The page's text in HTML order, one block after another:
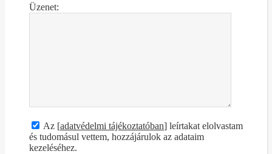
Üzenet:
Az [adatvédelmi tájékoztatóban] leírtakat elolvastam
és tudomásul vettem, hozzájárulok az adataim
kezeléséhez.